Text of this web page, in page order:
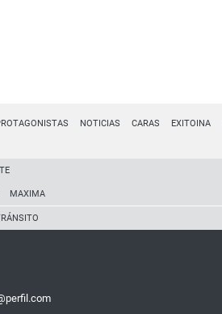
NOTICIAS CARAS EXITOINA
MAXIMA